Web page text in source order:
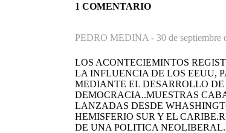
1 COMENTARIO
PEDRO MEDINA - 30 de septiembre
LOS ACONTECIEMINTOS
LA INFLUENCIA DE LOS EEUU,
MEDIANTE EL DESARROLLO
DEMOCRACIA..MUESTRAS
LANZADAS DESDE
HEMISFERIO SUR Y EL
DE UNA POLITICA